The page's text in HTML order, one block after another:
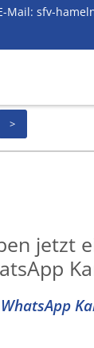
>
jetzt
Mail: sfv-